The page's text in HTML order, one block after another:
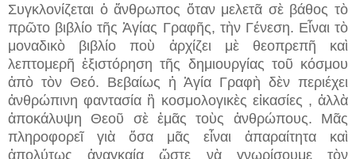
Συγκλονίζεται ὁ ἄνθρωπος ὅταν μελετᾶ σὲ βάθος τὸ
πρῶτο βιβλίο τῆς Ἁγίας Γραφῆς, τὴν Γένεση. Εἶναι τὸ
μοναδικὸ βιβλίο ποὺ ἀρχίζει μὲ θεοπρεπῆ καὶ
λεπτομερῆ ἐξιστόρηση τῆς δημιουργίας τοῦ κόσμου
ἀπὸ τὸν Θεό. Βεβαίως ἡ Ἁγία Γραφὴ δὲν περιέχει
ἀνθρώπινη φαντασία ἢ κοσμολογικὲς εἰκασίες , ἀλλὰ
ἀποκάλυψη Θεοῦ σὲ ἐμᾶς τοὺς ἀνθρώπους. Μᾶς
πληροφορεῖ γιὰ ὅσα μᾶς εἶναι ἀπαραίτητα καὶ
ἀπολύτως ἀναγκαία ὥστε νὰ γνωρίσουμε τὸν